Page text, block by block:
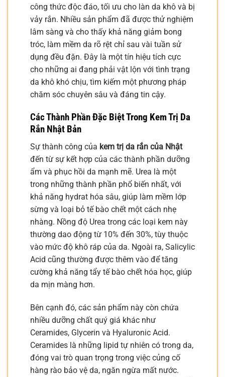
công thức độc đáo, tối ưu cho làn da khô và bị
vảy rắn. Nhiều sản phẩm đã được thử nghiệm
lâm sàng và cho thấy khả năng giảm bong
tróc, làm mềm da rõ rệt chỉ sau vài tuần sử
dụng đều đặn. Đây là một tín hiệu tích cực
cho những ai đang phải vật lộn với tình trạng
da khô khó chịu, tìm kiếm một phương pháp
chăm sóc chuyên sâu và đáng tin cậy.
Các Thành Phần Đặc Biệt Trong Kem Trị Da
Rắn Nhật Bản
Sự thành công của kem trị da rắn của Nhật
đến từ sự kết hợp của các thành phần dưỡng
ẩm và phục hồi da mạnh mẽ. Urea là một
trong những thành phần phổ biến nhất, với
khả năng hydrat hóa sâu, giúp làm mềm lớp
sừng và loại bỏ tế bào chết một cách nhẹ
nhàng. Nồng độ Urea trong các loại kem này
thường dao động từ 10% đến 30%, tùy thuộc
vào mức độ khô ráp của da. Ngoài ra, Salicylic
Acid cũng thường được thêm vào để tăng
cường khả năng tẩy tế bào chết hóa học, giúp
da mịn màng hơn.
Bên cạnh đó, các sản phẩm này còn chứa
nhiều dưỡng chất quý giá khác như
Ceramides, Glycerin và Hyaluronic Acid.
Ceramides là những lipid tự nhiên có trong da,
đóng vai trò quan trọng trong việc củng cố
hàng rào bảo vệ da, ngăn ngừa mất nước.